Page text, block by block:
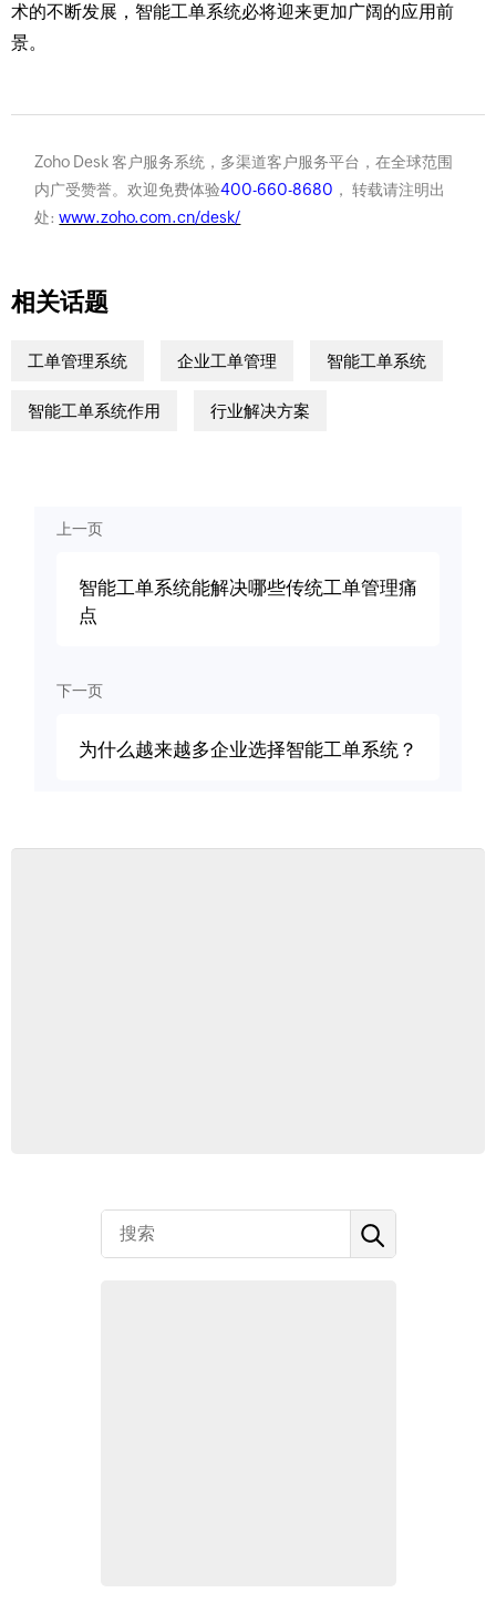
术的不断发展，智能工单系统必将迎来更加广阔的应用前
景。
Zoho Desk 客户服务系统，多渠道客户服务平台，在全球范围
内广受赞誉。欢迎免费体验400-660-8680 ， 转载请注明出
处:www.zoho.com.cn/desk/
相关话题
工单管理系统 企业工单管理 智能工单系统
智能工单系统作用 行业解决方案
上一页
智能工单系统能解决哪些传统工单管理痛
点
下一页
为什么越来越多企业选择智能工单系统？